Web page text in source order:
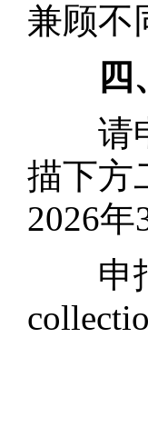
兼顾不
请申
描下方
2026年
申报